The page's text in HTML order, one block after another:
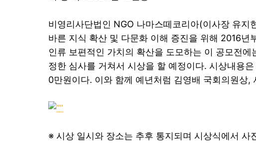
비영리사단법인 NGO 나마스떼코리아(이사장 유
바른 지식 확산 및 다문화 이해 증진을 위해 2016
인류 보편적인 가치의 확산을 도모하는 이 공모전
정한 심사를 거쳐서 시상을 할 예정이다. 시상내용
0만원이다. 이와 함께 예년처럼 김영배 국회의원상
※ 시상 일시와 장소는 추후 통지되며 시상식에서